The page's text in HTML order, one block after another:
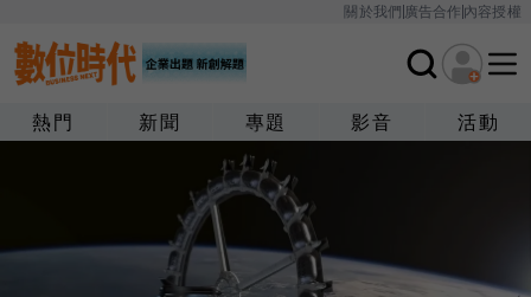
關於我們廣告合作內容授權
熱門 新聞 專題 影音 活動